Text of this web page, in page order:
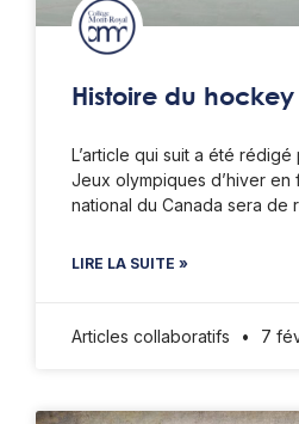
Histoire du
L’article qui suit a été rédigé
Jeux olympiques d’hiver en
national du Canada sera de
LIRE LA SUITE »
Articles collaboratifs 7